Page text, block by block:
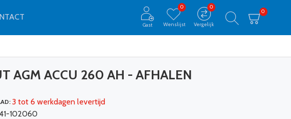
Gast Wenslijst
0
Vergelijk
0
0
AGM ACCU 260 AH - AFHALEN
3 tot 6 werkdagen levertijd
102060